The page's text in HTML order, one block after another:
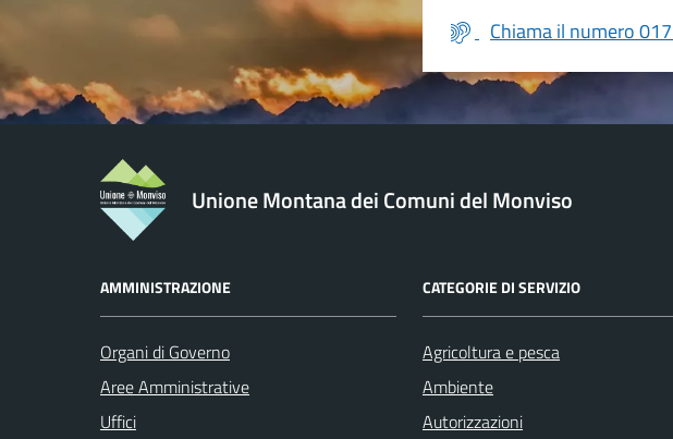
Chiama il numero
Unione Montana dei Comuni del Monviso
AMMINISTRAZIONE
Organi di Governo
Aree Amministrative
Uffici
CATEGORIE DI SERVIZIO
Agricoltura e pesca
Ambiente
Autorizzazioni